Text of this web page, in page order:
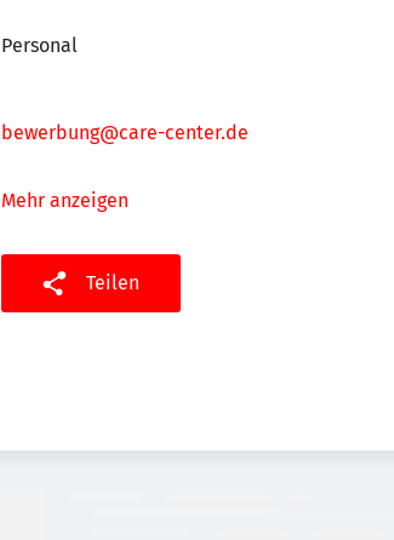
Personal
bewerbung@care-center.de
Mehr anzeigen
Teilen